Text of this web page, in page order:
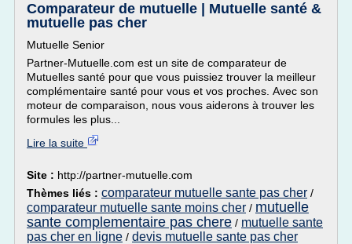
Comparateur de mutuelle | Mutuelle santé &
mutuelle pas cher
Mutuelle Senior
Partner-Mutuelle.com est un site de comparateur de
Mutuelles santé pour que vous puissiez trouver la meilleur
complémentaire santé pour vous et vos proches. Avec son
moteur de comparaison, nous vous aiderons à trouver les
formules les plus...
Lire la suite
Site : http://partner-mutuelle.com
Thèmes liés : comparateur mutuelle sante pas cher /
comparateur mutuelle sante moins cher / mutuelle
sante complementaire pas chere / mutuelle sante
pas cher en ligne / devis mutuelle sante pas cher